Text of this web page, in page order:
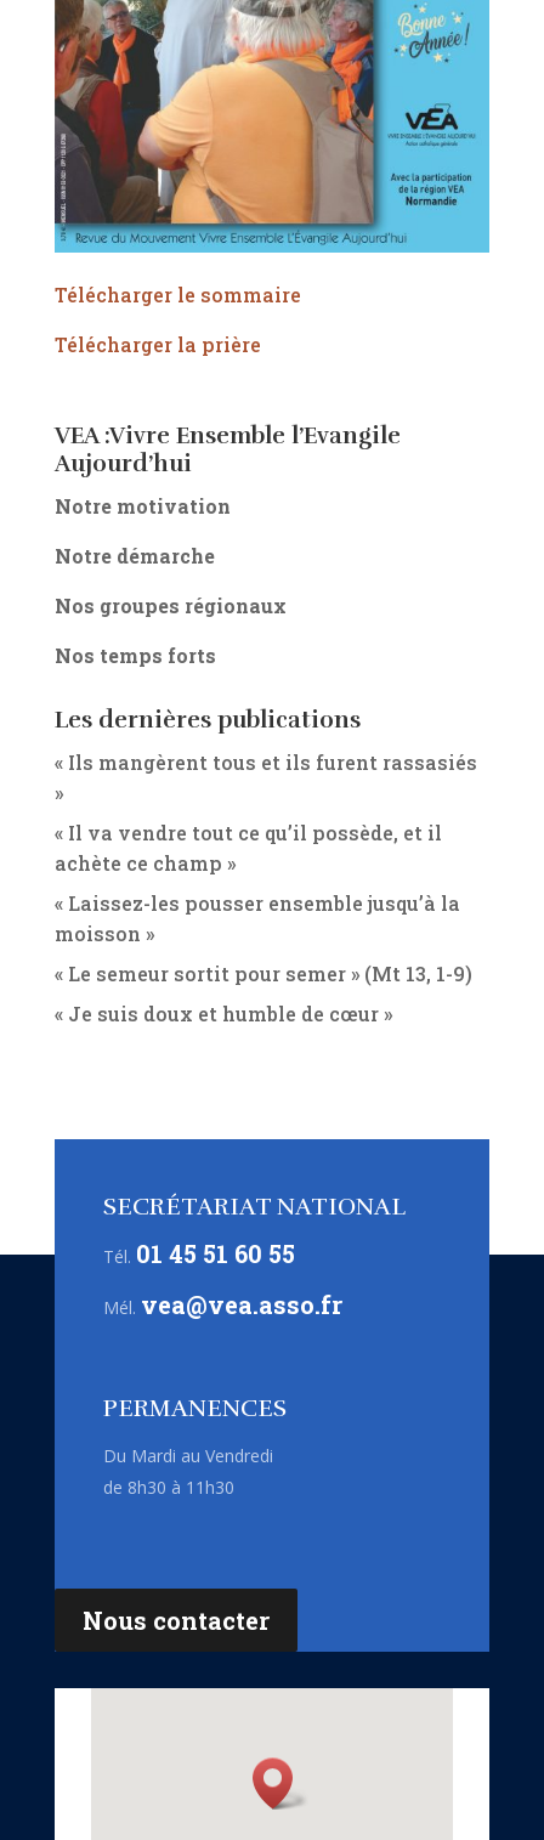
Télécharger le sommaire
Télécharger la prière
VEA :Vivre Ensemble l’Evangile
Aujourd’hui
Notre motivation
Notre démarche
Nos groupes régionaux
Nos temps forts
Les dernières publications
« Ils mangèrent tous et ils furent rassasiés
»
« Il va vendre tout ce qu’il possède, et il
achète ce champ »
« Laissez-les pousser ensemble jusqu’à la
moisson »
« Le semeur sortit pour semer » (Mt 13, 1-9)
« Je suis doux et humble de cœur »
SECRÉTARIAT NATIONAL
Tél. 01 45 51 60 55
Mél. vea@vea.asso.fr
PERMANENCES
Du Mardi au Vendredi
de 8h30 à 11h30
Nous contacter